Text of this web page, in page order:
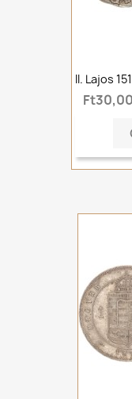
II. Lajos